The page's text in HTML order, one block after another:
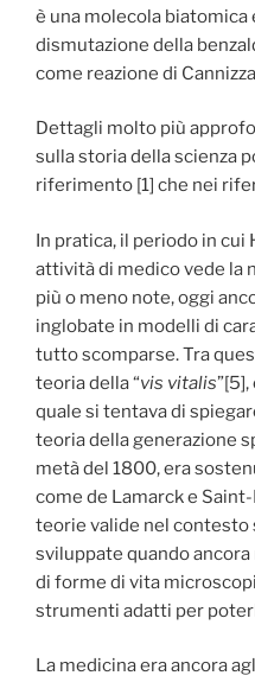
è una molecola biatomica
dismutazione della
come reazione di
Dettagli molto più
sulla storia della scienza
riferimento [1] che nei
In pratica, il periodo in cui
attività di medico vede la
più o meno note, oggi
inglobate in modelli di
tutto scomparse. Tra
teoria della “vis vitalis
quale si tentava di
teoria della generazione
metà del 1800, era
come de Lamarck e
teorie valide nel
sviluppate quando ancora
di forme di vita
strumenti adatti per
La medicina era ancora